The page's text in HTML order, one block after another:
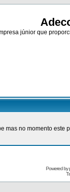
júnior que
mas no momento este
Powered by